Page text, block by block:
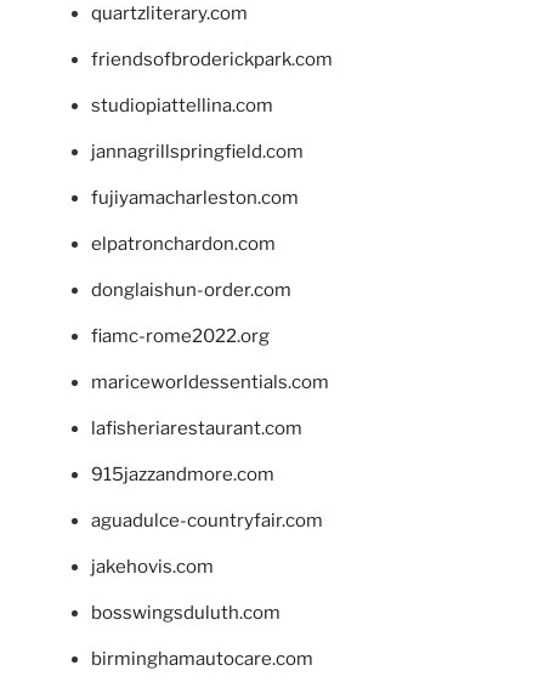
quartzliterary.com
friendsofbroderickpark.com
studiopiattellina.com
jannagrillspringfield.com
fujiyamacharleston.com
elpatronchardon.com
donglaishun-order.com
fiamc-rome2022.org
mariceworldessentials.com
lafisheriarestaurant.com
915jazzandmore.com
aguadulce-countryfair.com
jakehovis.com
bosswingsduluth.com
birminghamautocare.com